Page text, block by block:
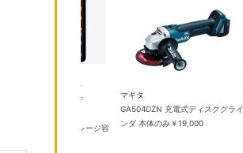
iPad mini 8.3インチ Wi-
Fi 256GB 2024年秋モデ
ー Apple A17 Pro ストレージ容
マキタ
GA504DZN 充電式ディスクグライ
ンダ 本体のみ￥19,000